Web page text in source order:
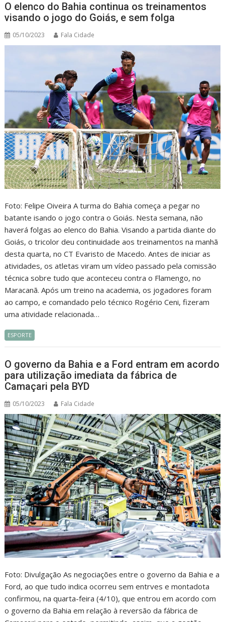
O elenco do Bahia continua os treinamentos
visando o jogo do Goiás, e sem folga
05/10/2023 Fala Cidade
Foto: Felipe Oiveira A turma do Bahia começa a pegar no
batante isando o jogo contra o Goiás. Nesta semana, não
haverá folgas ao elenco do Bahia. Visando a partida diante do
Goiás, o tricolor deu continuidade aos treinamentos na manhã
desta quarta, no CT Evaristo de Macedo. Antes de iniciar as
atividades, os atletas viram um vídeo passado pela comissão
técnica sobre tudo que aconteceu contra o Flamengo, no
Maracanã. Após um treino na academia, os jogadores foram
ao campo, e comandado pelo técnico Rogério Ceni, fizeram
uma atividade relacionada…
ESPORTE
O governo da Bahia e a Ford entram em acordo
para utilização imediata da fábrica de
Camaçari pela BYD
05/10/2023 Fala Cidade
Foto: Divulgação As negociações entre o governo da Bahia e a
Ford, ao que tudo indica ocorreu sem entrves e montadota
confirmou, na quarta-feira (4/10), que entrou em acordo com
o governo da Bahia em relação à reversão da fábrica de